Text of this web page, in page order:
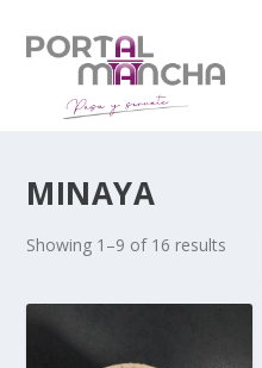
MINAYA
Showing 1–9 of 16 results